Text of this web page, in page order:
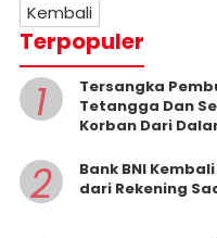
Kembali
Terpopuler
1
Tersangka
Tetangga Dan
Korban Dari
2
Bank BNI
dari Rekening